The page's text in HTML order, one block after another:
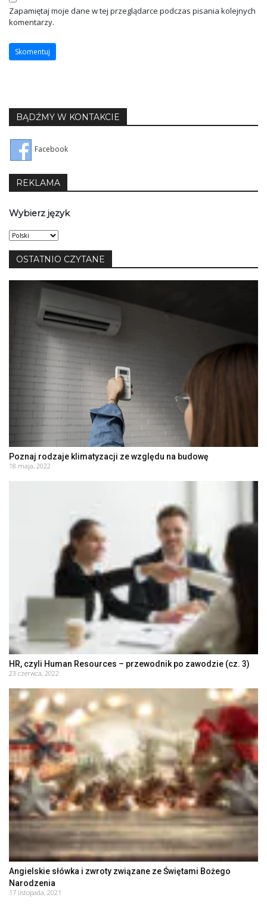
Zapamiętaj moje dane w tej przeglądarce podczas pisania kolejnych
komentarzy.
BĄDŹMY W KONTAKCIE
Facebook
REKLAMA
Wybierz język
Wybierz
język
OSTATNIO CZYTANE
Poznaj rodzaje klimatyzacji ze względu na budowę
18 maja, 2022
HR, czyli Human Resources – przewodnik po zawodzie (cz. 3)
23 czerwca, 2022
Angielskie słówka i zwroty związane ze Świętami Bożego
Narodzenia
17 listopada, 2021